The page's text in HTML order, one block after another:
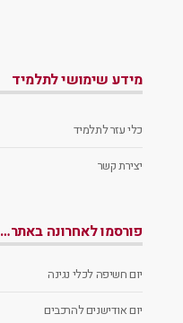
מידע שימושי לתלמיד
כלי עזר לתלמיד
יצירת קשר
פורסמו לאחרונה באתר…
יום חשיפה לכלי נגינה
יום אודישנים להרכבים